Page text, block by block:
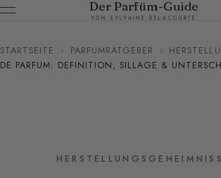
Der Parfüm-Guide
VON SYLVAINE DELACOURTE
STARTSEITE › PARFUMRATGEBER ›
DE PARFUM: DEFINITION, SILLAGE &